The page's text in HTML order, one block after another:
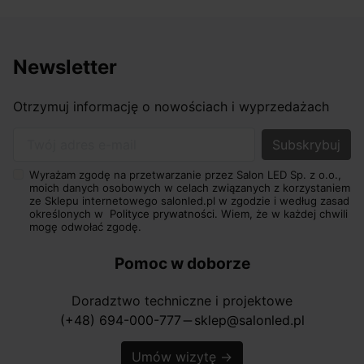
Newsletter
Otrzymuj informację o nowościach i wyprzedażach
Wyrażam zgodę na przetwarzanie przez Salon LED Sp. z o.o.,
moich danych osobowych w celach związanych z korzystaniem
ze Sklepu internetowego salonled.pl w zgodzie i według zasad
określonych w Polityce prywatności. Wiem, że w każdej chwili
mogę odwołać zgodę.
Pomoc w doborze
Doradztwo techniczne i projektowe
(+48) 694-000-777 horizontal_rule sklep@salonled.pl
Umów wizytę →